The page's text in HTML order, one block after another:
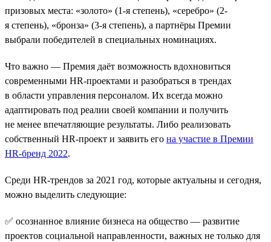
призовых места: «золото» (1-я степень), «серебро» (2-
я степень), «бронза» (3-я степень), а партнёры Премии
выбрали победителей в специальных номинациях.
Что важно — Премия даёт возможность вдохновиться
современными HR-проектами и разобраться в трендах
в области управления персоналом. Их всегда можно
адаптировать под реалии своей компании и получить
не менее впечатляющие результаты. Либо реализовать
собственный HR-проект и заявить его на участие в Премии
HR-бренд 2022.
Среди HR-трендов за 2021 год, которые актуальны и сегодня,
можно выделить следующие:
✅ осознанное влияние бизнеса на общество — развитие
проектов социальной направленности, важных не только для